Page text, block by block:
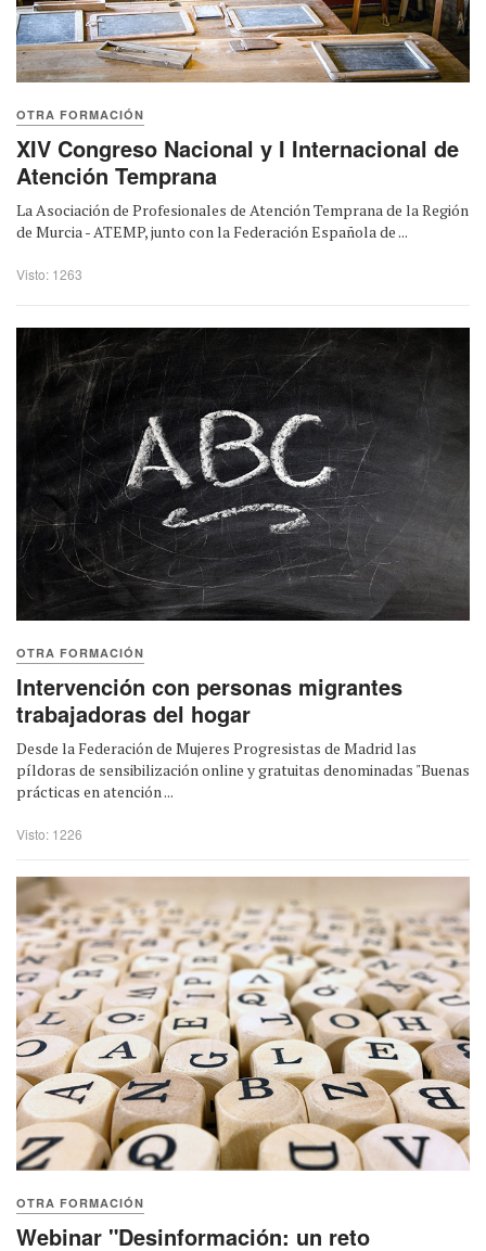
OTRA FORMACIÓN
XIV Congreso Nacional y I Internacional de
Atención Temprana
La Asociación de Profesionales de Atención Temprana de la Región
de Murcia - ATEMP, junto con la Federación Española de ...
Visto: 1263
OTRA FORMACIÓN
Intervención con personas migrantes
trabajadoras del hogar
Desde la Federación de Mujeres Progresistas de Madrid las
píldoras de sensibilización online y gratuitas denominadas "Buenas
prácticas en atención ...
Visto: 1226
OTRA FORMACIÓN
Webinar "Desinformación: un reto